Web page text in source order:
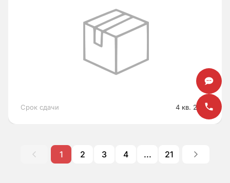
Срок сдачи 4 кв. 2026
1 2 3 4 ... 21